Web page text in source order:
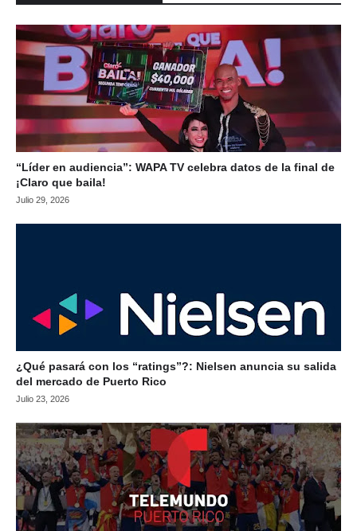
“Líder en audiencia”: WAPA TV celebra datos de la final de
¡Claro que baila!
Julio 29, 2026
¿Qué pasará con los “ratings”?: Nielsen anuncia su salida
del mercado de Puerto Rico
Julio 23, 2026